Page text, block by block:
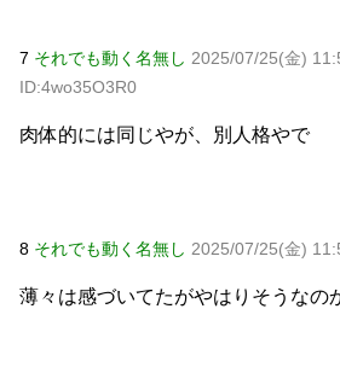
7 それでも動く名無し 2025/07/25(金)
ID:4wo35O3R0
肉体的には同じやが、別人格やで
8 それでも動く名無し 2025/07/25(金)
薄々は感づいてたがやはりそうなの